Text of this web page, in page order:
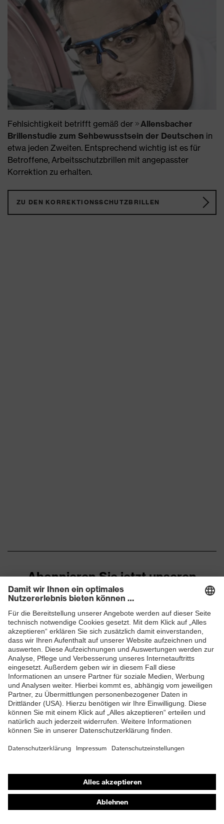
Fehlsichtigkeit betrifft gemäß der
Allensbacher
Brillenstudie zum Sehbewusstsein der Deutschen in
etwa jeden Zweiten. Entsprechend wichtig ist es für
Betroffene, Arbeitsschutzbrillen mit angepasster
Korrektion zu erhalten.
ZU DEN KORREKTIONSSCHUTZBRILLEN
Abonnieren Sie jetzt unseren
Newsletter
ZUM NEWSLETTER ANMELDEN
Online-Shop für B2B-Kunden
Online-Shop für Personaldienstleister